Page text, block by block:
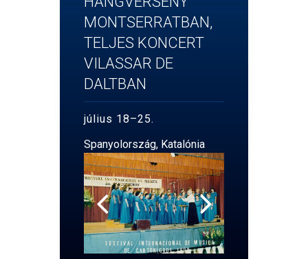
MONTSERRATBAN,
TELJES KONCERT
VILASSAR DE
DALTBAN
július 18–25.
Spanyolország, Katalónia